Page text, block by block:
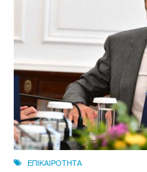
ΕΠΙΚΑΙΡΟΤΗΤΑ